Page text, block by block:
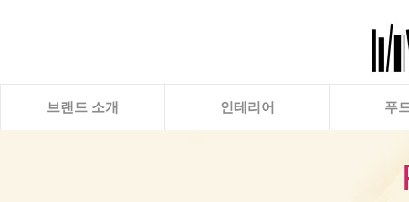
브랜드 소개 인테리어 푸